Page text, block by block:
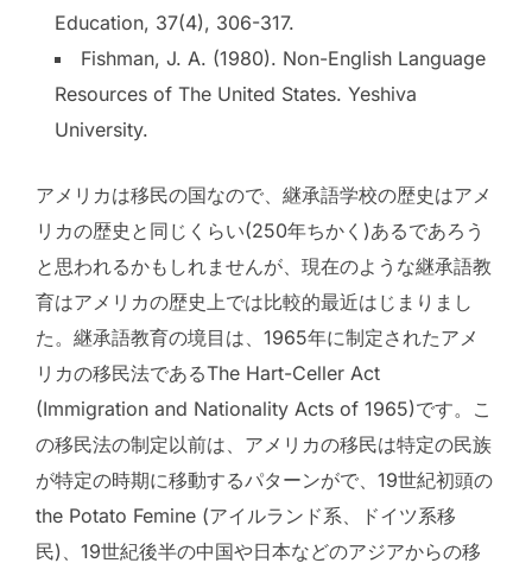
Education, 37(4), 306-317.
Fishman, J. A. (1980). Non-English Language
Resources of The United States. Yeshiva
University.
アメリカは移民の国なので、継承語学校の歴史はアメ
リカの歴史と同じくらい(250年ちかく)あるであろう
と思われるかもしれませんが、現在のような継承語教
育はアメリカの歴史上では比較的最近はじまりまし
た。継承語教育の境目は、1965年に制定されたアメ
リカの移民法であるThe Hart-Celler Act
(Immigration and Nationality Acts of 1965)です。こ
の移民法の制定以前は、アメリカの移民は特定の民族
が特定の時期に移動するパターンがで、19世紀初頭の
the Potato Femine (アイルランド系、ドイツ系移
民)、19世紀後半の中国や日本などのアジアからの移